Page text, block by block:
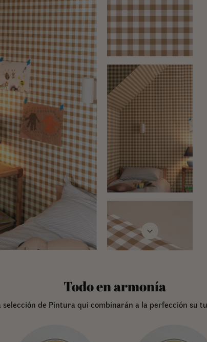
Todo en armonía
de Pintura qui combinarán a la perfección su